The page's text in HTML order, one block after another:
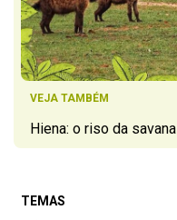
VEJA TAMBÉM
Hiena: o riso da savana
TEMAS